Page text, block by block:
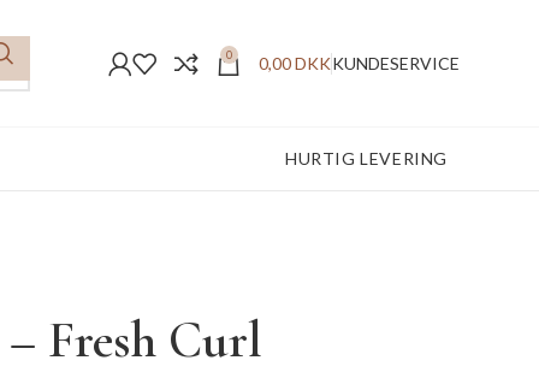
0 0,00DKKKUNDESERVICE
HURTIG LEVERING
FREMRAGENDE ANMELDELSER
Fresh Curl